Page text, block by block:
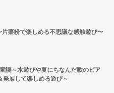
栗粉で楽しめる不思議な感触遊び〜
謡～水遊びや夏にちなんだ歌のピア
発展して楽しめる遊び～